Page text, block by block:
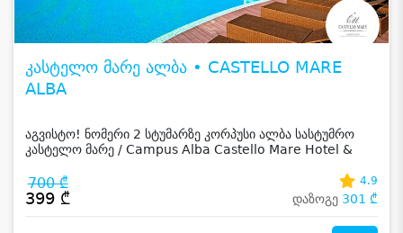
კასტელო მარე ალბა • CASTELLO MARE
ALBA
აგვისტო! ნომერი 2 სტუმარზე კორპუსი ალბა სასტუმრო
კასტელო მარე / Campus Alba Castello Mare Hotel &
700 ₾
399 ₾
4.9
დაზოგე 301 ₾